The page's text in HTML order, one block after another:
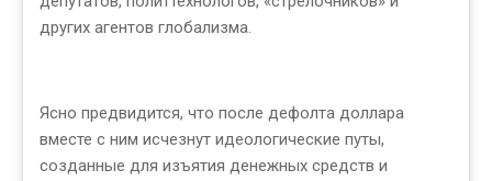
других агентов глобализма.
Ясно предвидится, что после дефолта доллара
вместе с ним исчезнут идеологические путы,
созданные для изъятия денежных средств и